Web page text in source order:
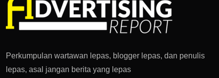
Perkumpulan wartawan lepas, blogger lepas, dan penulis
lepas, asal jangan berita yang lepas